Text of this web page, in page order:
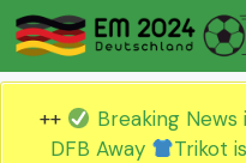
Zum
Inhalt
springen
++
Breaking News
DFB Away
Trikot